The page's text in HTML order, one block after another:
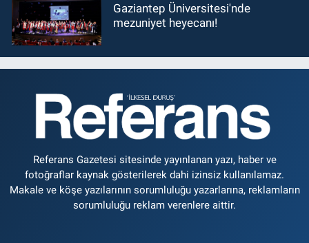
Gaziantep Üniversitesi'nde
mezuniyet heyecanı!
Referans Gazetesi sitesinde yayınlanan yazı, haber ve
fotoğraflar kaynak gösterilerek dahi izinsiz kullanılamaz.
Makale ve köşe yazılarının sorumluluğu yazarlarına, reklamların
sorumluluğu reklam verenlere aittir.